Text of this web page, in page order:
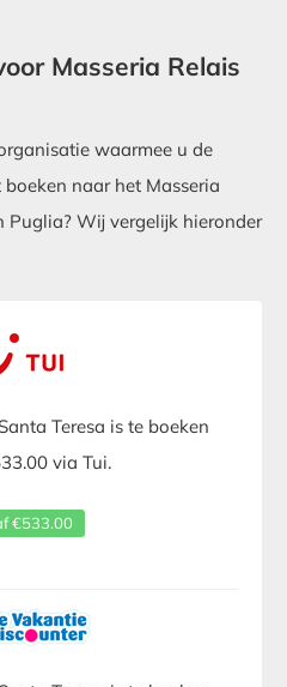
Masseria Relais
waarmee u de
naar het Masseria
Puglia? Wij vergelijk hieronder
Teresa is te boeken
via Tui.
€533.00